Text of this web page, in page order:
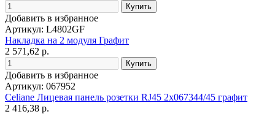
Добавить в избранное
Артикул: L4802GF
Накладка на 2 модуля Графит
2 571,62 р.
Добавить в избранное
Артикул: 067952
Celiane Лицевая панель розетки RJ45 2х067344/45 графит
2 416,38 р.